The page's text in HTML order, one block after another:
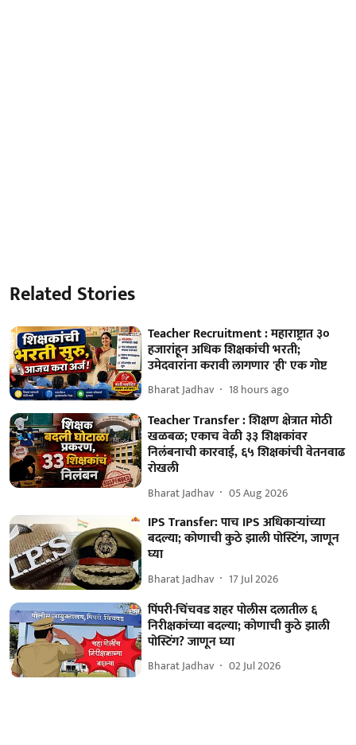
Related Stories
Teacher Recruitment : महाराष्ट्रात ३०
हजारांहून अधिक शिक्षकांची भरती;
उमेदवारांना करावी लागणार 'ही' एक गोष्ट
Bharat Jadhav 18 hours ago
Teacher Transfer : शिक्षण क्षेत्रात मोठी
खळबळ; एकाच वेळी ३३ शिक्षकांवर
निलंबनाची कारवाई, ६५ शिक्षकांची वेतनवाढ
रोखली
Bharat Jadhav 05 Aug 2026
IPS Transfer: पाच IPS अधिकाऱ्यांच्या
बदल्या; कोणाची कुठे झाली पोस्टिंग, जाणून
घ्या
Bharat Jadhav 17 Jul 2026
पिंपरी-चिंचवड शहर पोलीस दलातील ६
निरीक्षकांच्या बदल्या; कोणाची कुठे झाली
पोस्टिंग? जाणून घ्या
Bharat Jadhav 02 Jul 2026